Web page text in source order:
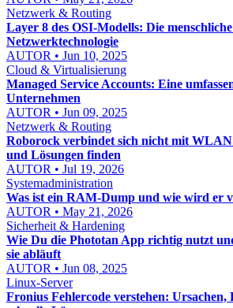
Netzwerk & Routing
Layer 8 des OSI-Modells: Die
Netzwerktechnologie
AUTOR • Jun 10, 2025
Cloud & Virtualisierung
Managed Service Accounts: Eine
Unternehmen
AUTOR • Jun 09, 2025
Netzwerk & Routing
Roborock verbindet sich nicht mit
und Lösungen finden
AUTOR • Jul 19, 2026
Systemadministration
Was ist ein RAM-Dump und wie wird er
AUTOR • May 21, 2026
Sicherheit & Hardening
Wie Du die Phototan App richtig nutzt
sie abläuft
AUTOR • Jun 08, 2025
Linux-Server
Fronius Fehlercode verstehen: Ursachen,